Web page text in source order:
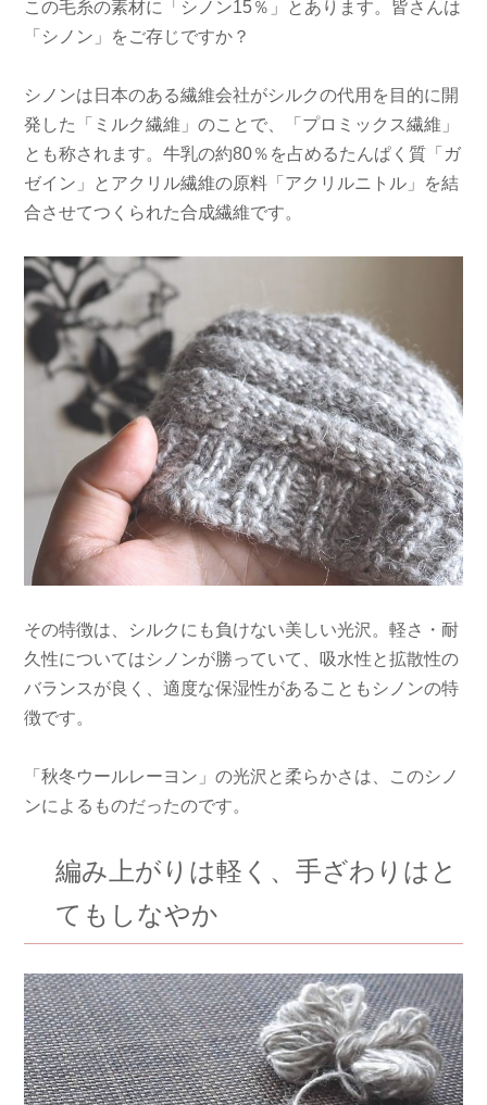
この毛糸の素材に「シノン15％」とあります。皆さんは
「シノン」をご存じですか？
シノンは日本のある繊維会社がシルクの代用を目的に開
発した「ミルク繊維」のことで、「プロミックス繊維」
とも称されます。牛乳の約80％を占めるたんぱく質「ガ
ゼイン」とアクリル繊維の原料「アクリルニトル」を結
合させてつくられた合成繊維です。
その特徴は、シルクにも負けない美しい光沢。軽さ・耐
久性についてはシノンが勝っていて、吸水性と拡散性の
バランスが良く、適度な保湿性があることもシノンの特
徴です。
「秋冬ウールレーヨン」の光沢と柔らかさは、このシノ
ンによるものだったのです。
編み上がりは軽く、手ざわりはと
てもしなやか